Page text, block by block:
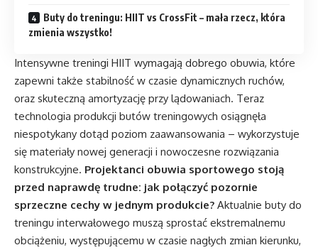
Buty do treningu: HIIT vs CrossFit – mała rzecz, która
zmienia wszystko!
Intensywne treningi HIIT wymagają dobrego obuwia, które
zapewni także stabilność w czasie dynamicznych ruchów,
oraz skuteczną amortyzację przy lądowaniach. Teraz
technologia produkcji butów treningowych osiągnęła
niespotykany dotąd poziom zaawansowania – wykorzystuje
się materiały nowej generacji i nowoczesne rozwiązania
konstrukcyjne. Projektanci obuwia sportowego stoją
przed naprawdę trudne: jak połączyć pozornie
sprzeczne cechy w jednym produkcie? Aktualnie buty do
treningu interwałowego muszą sprostać ekstremalnemu
obciążeniu, występującemu w czasie nagłych zmian kierunku,